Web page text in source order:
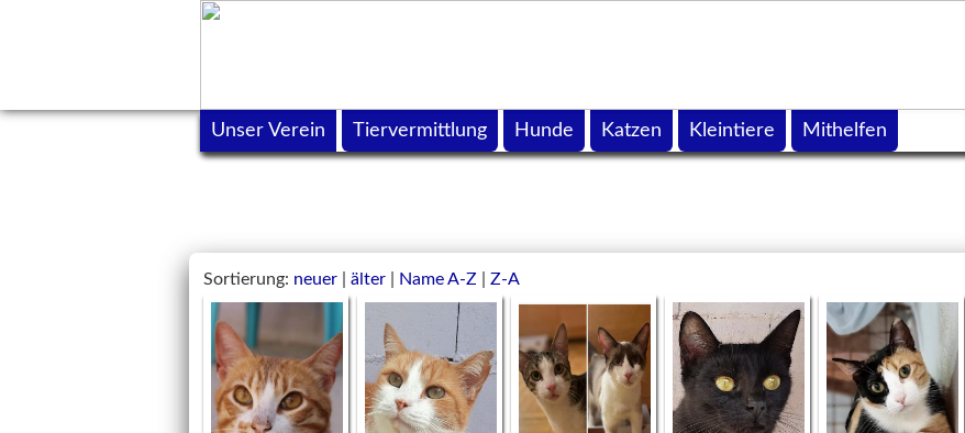
Sortierung: neuer älter Name A-Z Z-A
Unser Verein Tiervermittlung Hunde Katzen Kleintiere Mithelfen